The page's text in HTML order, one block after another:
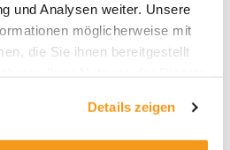
und Analysen weiter. Unsere
möglicherweise mit
die Sie ihnen bereitgestellt
Details zeigen
und das
Zwischen Anspruch